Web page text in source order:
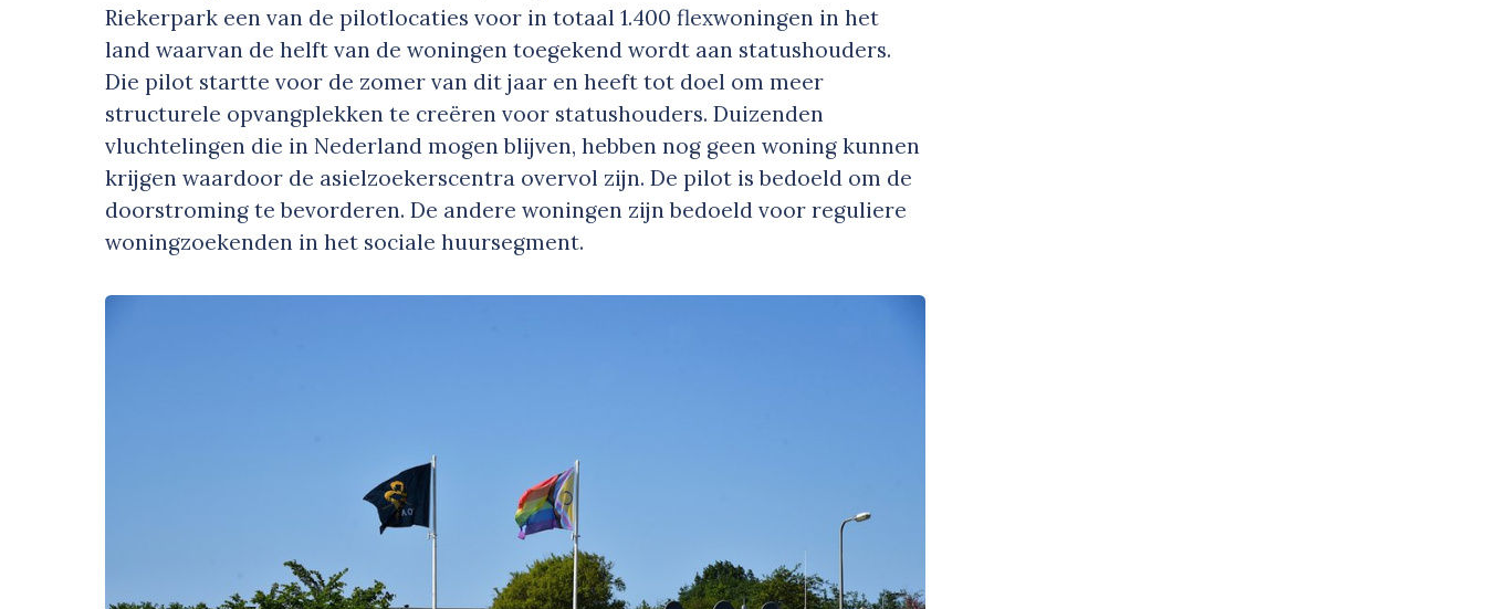
Riekerpark een van de pilotlocaties voor in totaal 1.400 flexwoningen in het
land waarvan de helft van de woningen toegekend wordt aan statushouders.
Die pilot startte voor de zomer van dit jaar en heeft tot doel om meer
structurele opvangplekken te creëren voor statushouders. Duizenden
vluchtelingen die in Nederland mogen blijven, hebben nog geen woning kunnen
krijgen waardoor de asielzoekerscentra overvol zijn. De pilot is bedoeld om de
doorstroming te bevorderen. De andere woningen zijn bedoeld voor reguliere
woningzoekenden in het sociale huursegment.